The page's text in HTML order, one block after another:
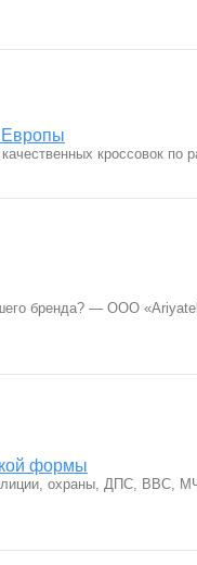
Европы
кроссовок
бренда? — ООО
формы
охраны, ДПС, ВВС,